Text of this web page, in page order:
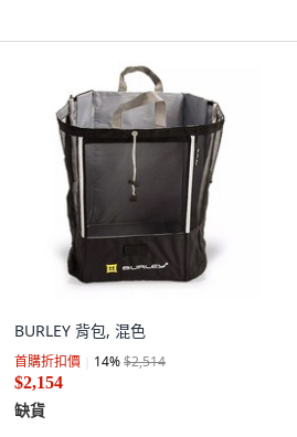
BURLEY 背包, 混色
首購折扣價 14%$2,514
$2,154
缺貨